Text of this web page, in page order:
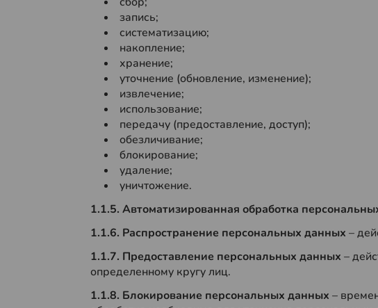
запись;
систематизацию;
накопление;
хранение;
уточнение (обновление, изменение);
извлечение;
использование;
передачу (предоставление, доступ);
обезличивание;
блокирование;
удаление;
уничтожение.
1.1.5. Автоматизированная обработка
1.1.6. Распространение персональных данных –
1.1.7. Предоставление персональных данных –
определенному кругу лиц.
1.1.8. Блокирование персональных данных –